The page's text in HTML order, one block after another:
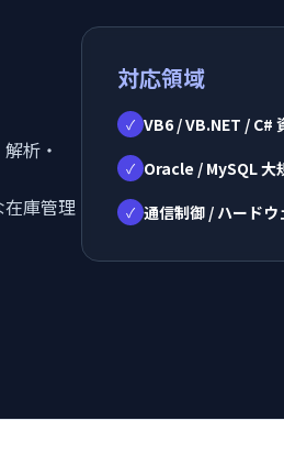
析・
庫管理
対応領域
✓ VB6 / VB.NET / C#
✓ Oracle / MySQL 大
✓ 通信制御 / ハード